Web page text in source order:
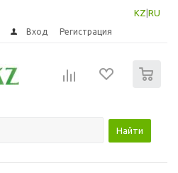
KZ RU
Вход Регистрация
Найти